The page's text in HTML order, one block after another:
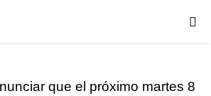
que el próximo martes 8